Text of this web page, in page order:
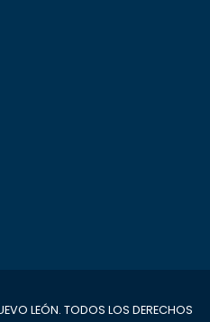
LEÓN. TODOS LOS DERECHOS